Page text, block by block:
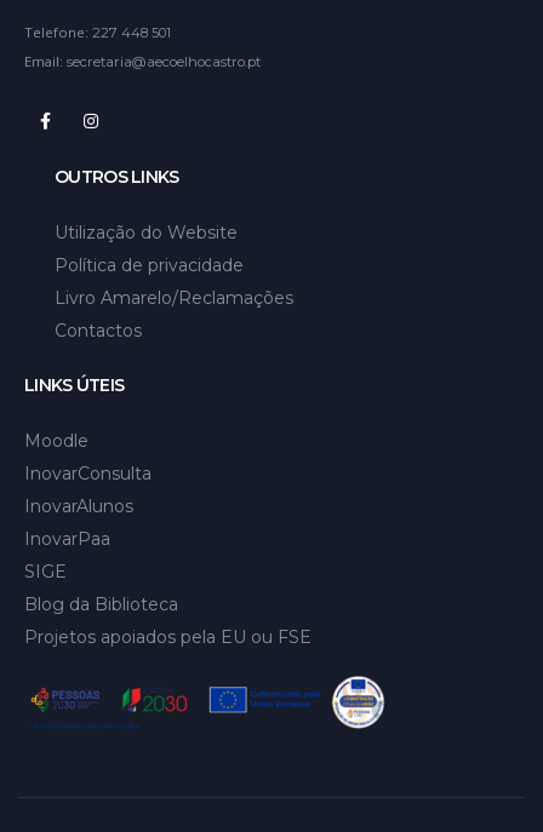
Telefone: 227 448 501
Email: secretaria@aecoelhocastro.pt
OUTROS LINKS
Utilização do Website
Política de privacidade
Livro Amarelo/Reclamações
Contactos
LINKS ÚTEIS
Moodle
InovarConsulta
InovarAlunos
InovarPaa
SIGE
Blog da Biblioteca
Projetos apoiados pela EU ou FSE